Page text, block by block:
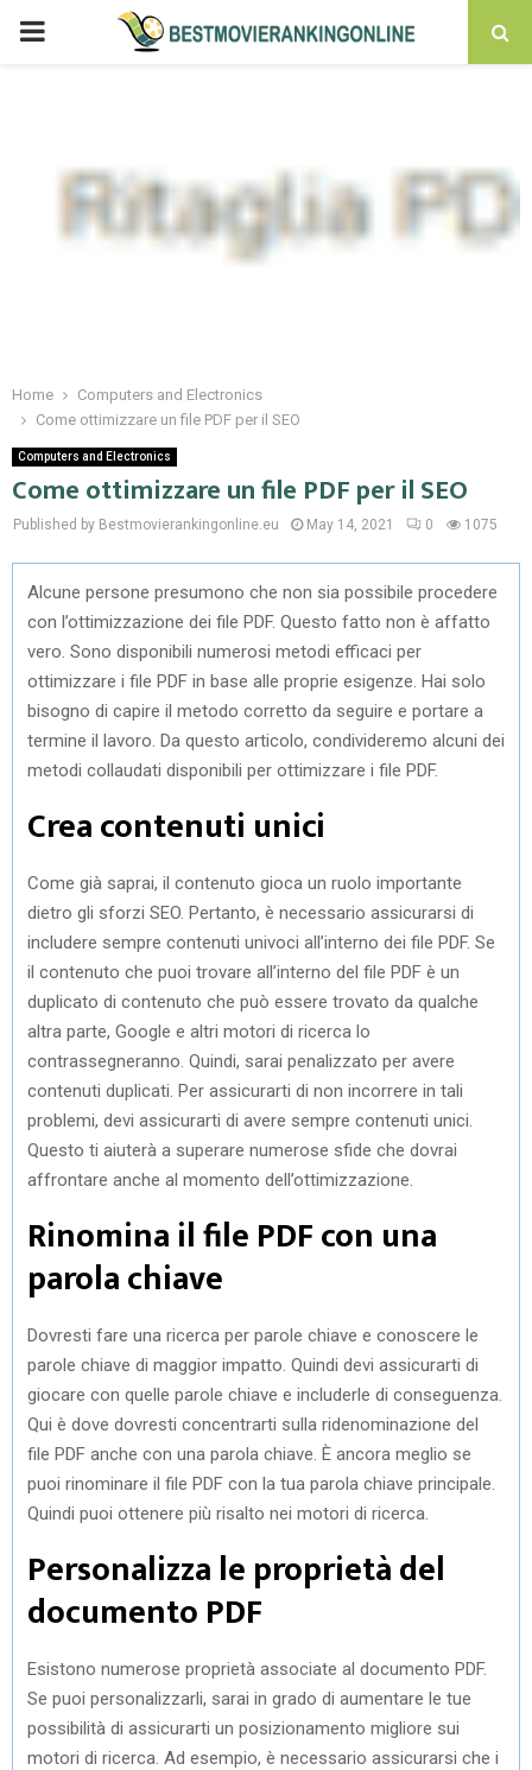
PRIMARY
Home
Computers and Electronics
Come ottimizzare un file PDF per il SEO
Computers and Electronics
Come ottimizzare un file PDF per il SEO
Published by Bestmovierankingonline.eu May 14, 2021 0 1075
Alcune persone presumono che non sia possibile procedere
con l’ottimizzazione dei file PDF. Questo fatto non è affatto
vero. Sono disponibili numerosi metodi efficaci per
ottimizzare i file PDF in base alle proprie esigenze. Hai solo
bisogno di capire il metodo corretto da seguire e portare a
termine il lavoro. Da questo articolo, condivideremo alcuni dei
metodi collaudati disponibili per ottimizzare i file PDF.
Crea contenuti unici
Come già saprai, il contenuto gioca un ruolo importante
dietro gli sforzi SEO. Pertanto, è necessario assicurarsi di
includere sempre contenuti univoci all’interno dei file PDF. Se
il contenuto che puoi trovare all’interno del file PDF è un
duplicato di contenuto che può essere trovato da qualche
altra parte, Google e altri motori di ricerca lo
contrassegneranno. Quindi, sarai penalizzato per avere
contenuti duplicati. Per assicurarti di non incorrere in tali
problemi, devi assicurarti di avere sempre contenuti unici.
Questo ti aiuterà a superare numerose sfide che dovrai
affrontare anche al momento dell’ottimizzazione.
Rinomina il file PDF con una
parola chiave
Dovresti fare una ricerca per parole chiave e conoscere le
parole chiave di maggior impatto. Quindi devi assicurarti di
giocare con quelle parole chiave e includerle di conseguenza.
Qui è dove dovresti concentrarti sulla ridenominazione del
file PDF anche con una parola chiave. È ancora meglio se
puoi rinominare il file PDF con la tua parola chiave principale.
Quindi puoi ottenere più risalto nei motori di ricerca.
Personalizza le proprietà del
documento PDF
Esistono numerose proprietà associate al documento PDF.
Se puoi personalizzarli, sarai in grado di aumentare le tue
possibilità di assicurarti un posizionamento migliore sui
motori di ricerca. Ad esempio, è necessario assicurarsi che i